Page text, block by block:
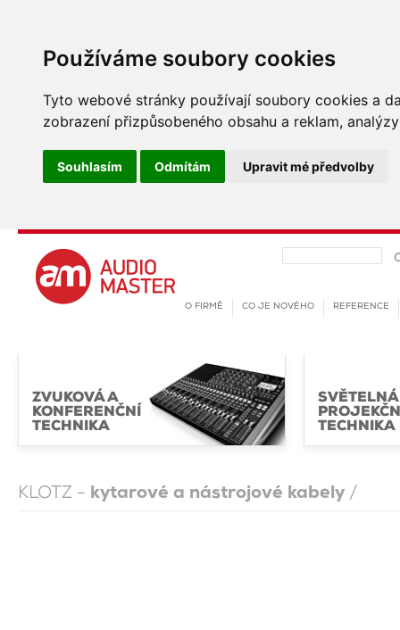
Používáme soubory cookies
Tyto webové stránky používají soubory cookies a
zobrazení přizpůsobeného obsahu a reklam,
Souhlasím Odmítám Upravit mé předvolby
ZVUKOVÁ A
KONFERENČNÍ
TECHNIKA
SVĚTELNÁ
TECHNIKA
KLOTZ - kytarové a nástrojové kabely /
REFERENCE
CO JE NOVÉHO
O FIRMĚ